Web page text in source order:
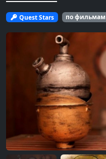
Quest Stars по фильмам